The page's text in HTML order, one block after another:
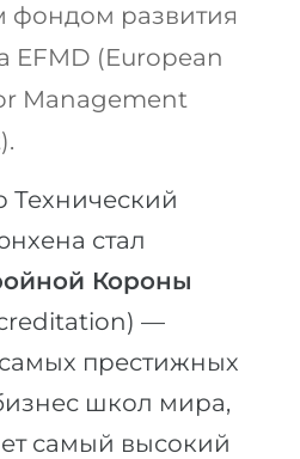
фондом развития
EFMD (European
Management
Технический
стал
Короны
—
престижных
школ мира,
самый высокий